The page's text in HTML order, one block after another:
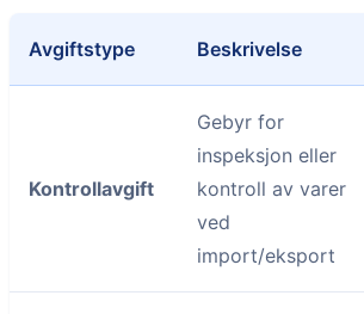
Avgiftstype Beskrivelse
Kontrollavgift
Gebyr for
inspeksjon eller
kontroll av varer
ved
import/eksport